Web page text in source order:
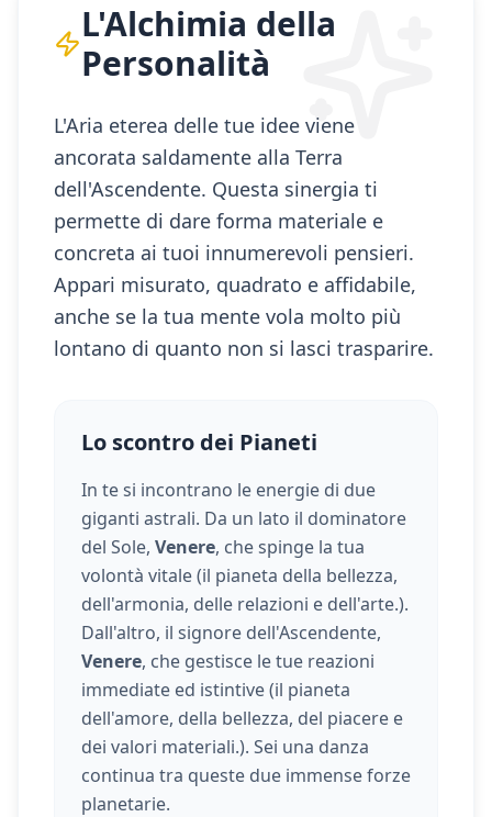
L'Alchimia della
Personalità
L'Aria eterea delle tue idee viene
ancorata saldamente alla Terra
dell'Ascendente. Questa sinergia ti
permette di dare forma materiale e
concreta ai tuoi innumerevoli pensieri.
Appari misurato, quadrato e affidabile,
anche se la tua mente vola molto più
lontano di quanto non si lasci trasparire.
Lo scontro dei Pianeti
In te si incontrano le energie di due
giganti astrali. Da un lato il dominatore
del Sole, Venere, che spinge la tua
volontà vitale (il pianeta della bellezza,
dell'armonia, delle relazioni e dell'arte.).
Dall'altro, il signore dell'Ascendente,
Venere, che gestisce le tue reazioni
immediate ed istintive (il pianeta
dell'amore, della bellezza, del piacere e
dei valori materiali.). Sei una danza
continua tra queste due immense forze
planetarie.